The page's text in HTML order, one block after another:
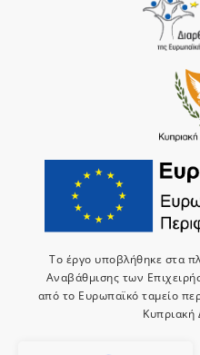
Το έργο υποβλήθηκε στα
Αναβάθμισης των
από το Ευρωπαϊκό ταμείο
Κυπριακή